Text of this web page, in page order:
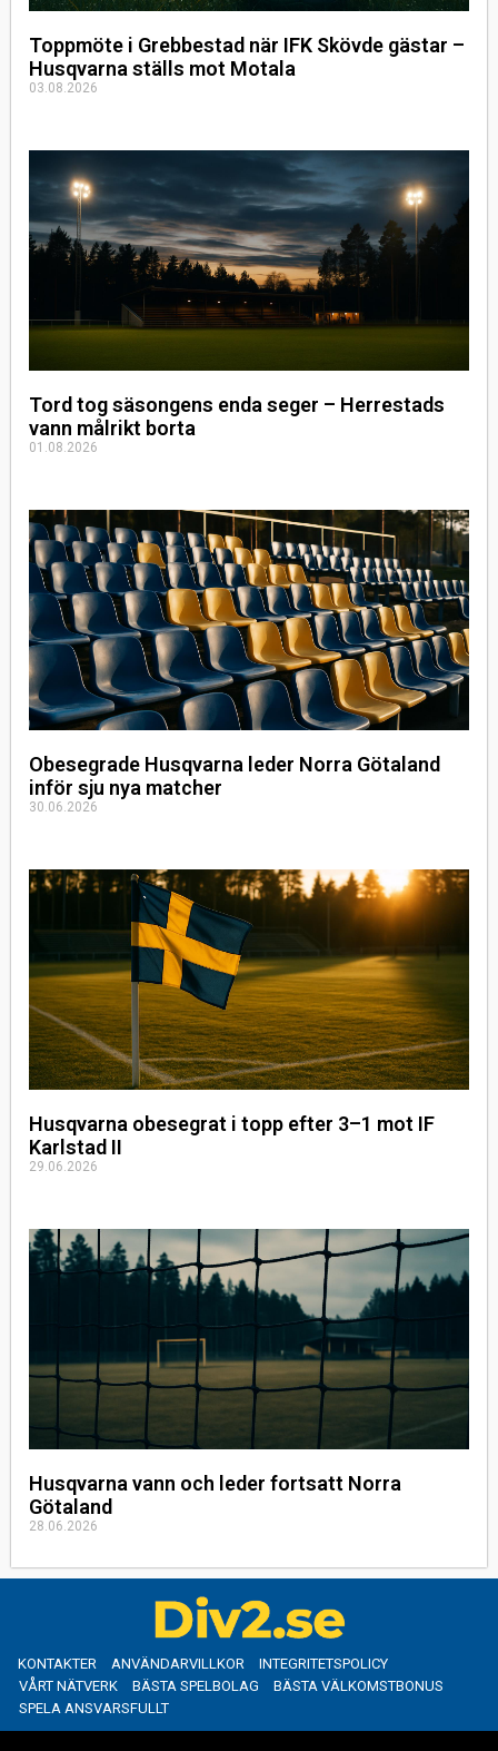
Toppmöte i Grebbestad när IFK Skövde gästar –
Husqvarna ställs mot Motala
03.08.2026
Tord tog säsongens enda seger – Herrestads
vann målrikt borta
01.08.2026
Obesegrade Husqvarna leder Norra Götaland
inför sju nya matcher
30.06.2026
Husqvarna obesegrat i topp efter 3–1 mot IF
Karlstad II
29.06.2026
Husqvarna vann och leder fortsatt Norra
Götaland
28.06.2026
KONTAKTER ANVÄNDARVILLKOR
INTEGRITETSPOLICY
VÅRT NÄTVERK
BÄSTA SPELBOLAG
BÄSTA VÄLKOMSTBONUS
SPELA ANSVARSFULLT